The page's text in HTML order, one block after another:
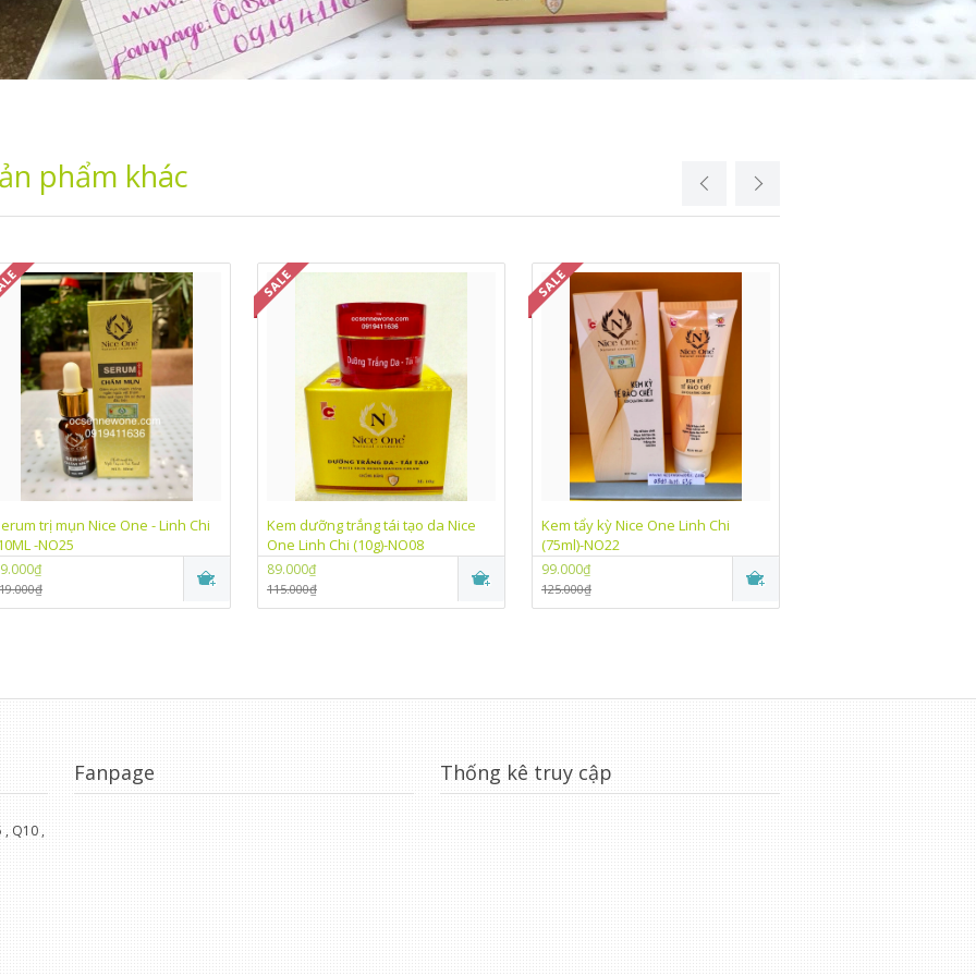
phẩm khác
trị mụn Nice One - Linh Chi
-NO25
Kem dưỡng trắng tái tạo da Nice
One Linh Chi (10g)-NO08
89.000₫
115.000₫
Kem tẩy kỳ Nice One Linh Chi
(75ml)-NO22
99.000₫
125.000₫
, Q10 ,
Fanpage Thống kê truy cập